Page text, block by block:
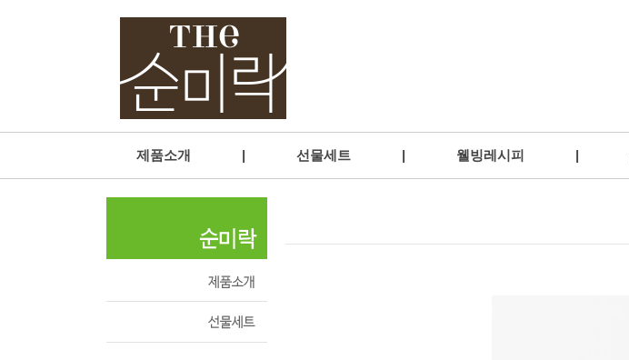
제품소개 | 선물세트 | 웰빙레시피 |